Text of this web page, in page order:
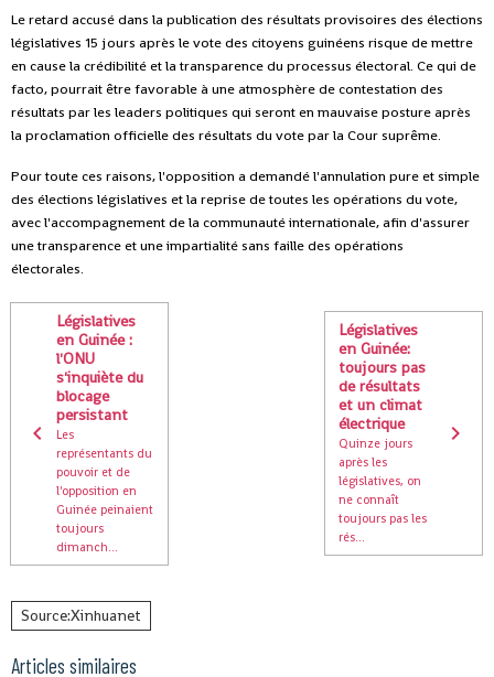
Le retard accusé dans la publication des résultats provisoires des élections
législatives 15 jours après le vote des citoyens guinéens risque de mettre
en cause la crédibilité et la transparence du processus électoral. Ce qui de
facto, pourrait être favorable à une atmosphère de contestation des
résultats par les leaders politiques qui seront en mauvaise posture après
la proclamation officielle des résultats du vote par la Cour suprême.
Pour toute ces raisons, l'opposition a demandé l'annulation pure et simple
des élections législatives et la reprise de toutes les opérations du vote,
avec l'accompagnement de la communauté internationale, afin d'assurer
une transparence et une impartialité sans faille des opérations
électorales.
Législatives
en Guinée :
l'ONU
s'inquiète du
blocage
persistant
Les
représentants du
pouvoir et de
l'opposition en
Guinée peinaient
toujours
dimanch...
Législatives
en Guinée:
toujours pas
de résultats
et un climat
électrique
Quinze jours
après les
législatives, on
ne connaît
toujours pas les
rés...
Source:Xinhuanet
Articles similaires